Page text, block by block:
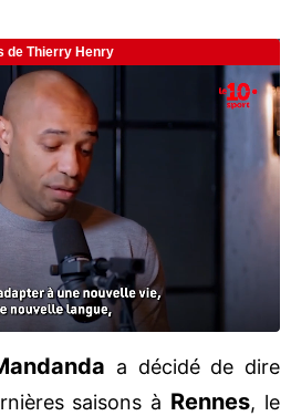
a décidé de dire
saisons à Rennes, le